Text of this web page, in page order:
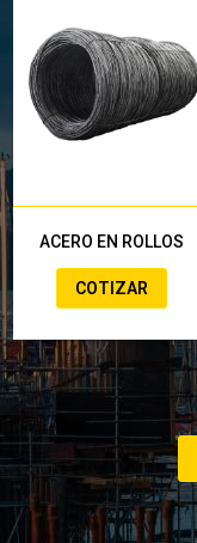
ACERO EN ROLLOS
COTIZAR